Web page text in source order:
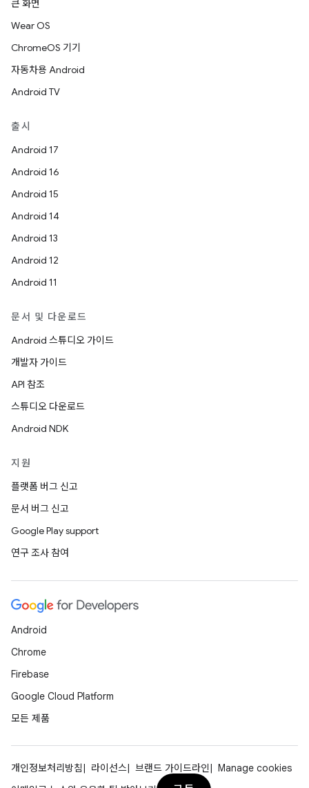
큰 화면
Wear OS
ChromeOS 기기
자동차용 Android
Android TV
출시
Android 17
Android 16
Android 15
Android 14
Android 13
Android 12
Android 11
문서 및 다운로드
Android 스튜디오 가이드
개발자 가이드
API 참조
스튜디오 다운로드
Android NDK
지원
플랫폼 버그 신고
문서 버그 신고
Google Play support
연구 조사 참여
Android
Chrome
Firebase
Google Cloud Platform
모든 제품
개인정보처리방침 라이선스 브랜드 가이드라인
Manage cookies